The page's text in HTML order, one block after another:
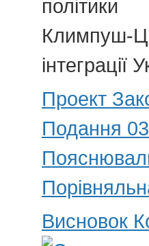
політики
Климпуш-
Проект
Подання
Висновок